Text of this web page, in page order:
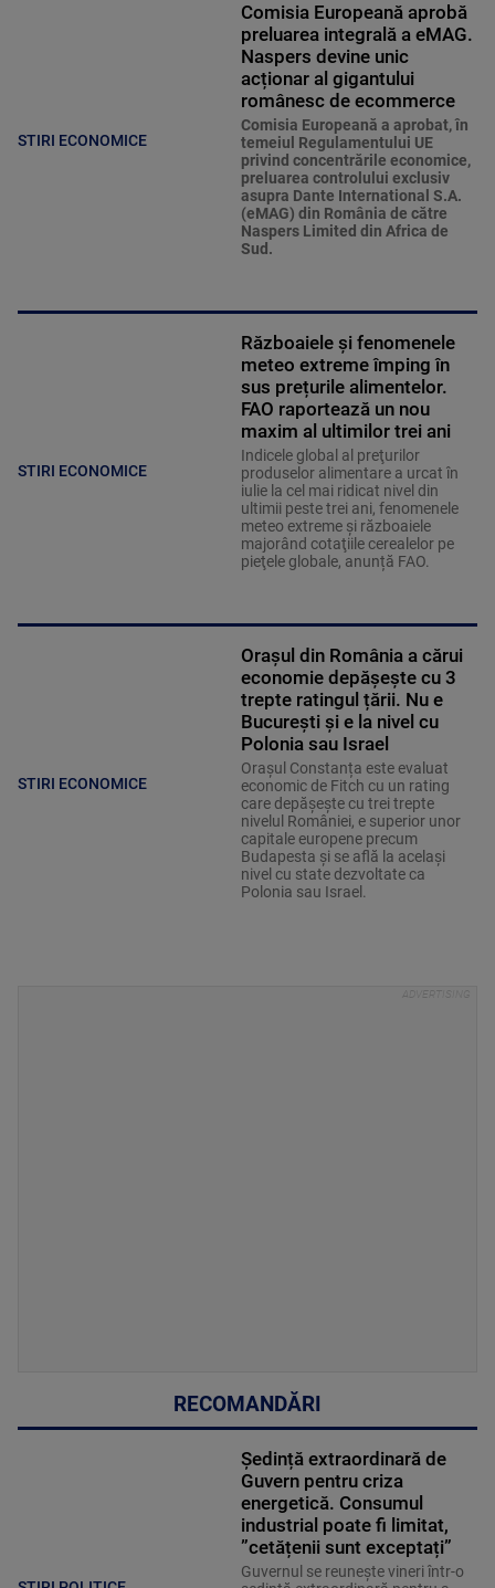
STIRI ECONOMICE
Comisia Europeană aprobă
preluarea integrală a eMAG.
Naspers devine unic
acționar al gigantului
românesc de ecommerce
Comisia Europeană a aprobat, în
temeiul Regulamentului UE
privind concentrările economice,
preluarea controlului exclusiv
asupra Dante International S.A.
(eMAG) din România de către
Naspers Limited din Africa de
Sud.
STIRI ECONOMICE
Războaiele și fenomenele
meteo extreme împing în
sus prețurile alimentelor.
FAO raportează un nou
maxim al ultimilor trei ani
Indicele global al preţurilor
produselor alimentare a urcat în
iulie la cel mai ridicat nivel din
ultimii peste trei ani, fenomenele
meteo extreme şi războaiele
majorând cotaţiile cerealelor pe
pieţele globale, anunță FAO.
STIRI ECONOMICE
Orașul din România a cărui
economie depășește cu 3
trepte ratingul țării. Nu e
București și e la nivel cu
Polonia sau Israel
Orașul Constanța este evaluat
economic de Fitch cu un rating
care depășește cu trei trepte
nivelul României, e superior unor
capitale europene precum
Budapesta și se află la același
nivel cu state dezvoltate ca
Polonia sau Israel.
RECOMANDĂRI
Ședință extraordinară de
Guvern pentru criza
energetică. Consumul
industrial poate fi limitat,
”cetățenii sunt exceptați”
Guvernul se reuneşte vineri într-o